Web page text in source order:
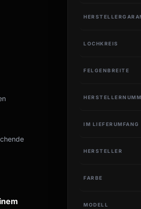
LOCHKREIS
FELGENBREITE
IM LIEFERUMFANG
HERSTELLER
FARBE
MODELL